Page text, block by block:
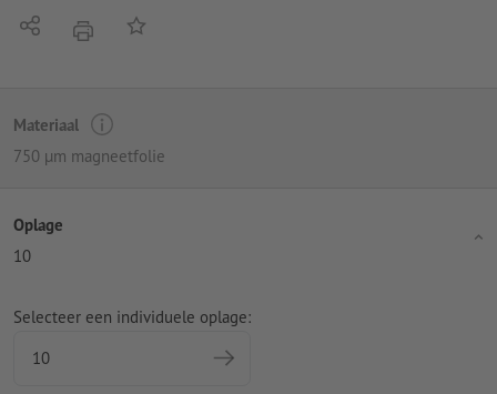
Delen afdrukkenOp de lijst
Materiaal
750 µm magneetfolie
Oplage
10
Selecteer een individuele oplage: